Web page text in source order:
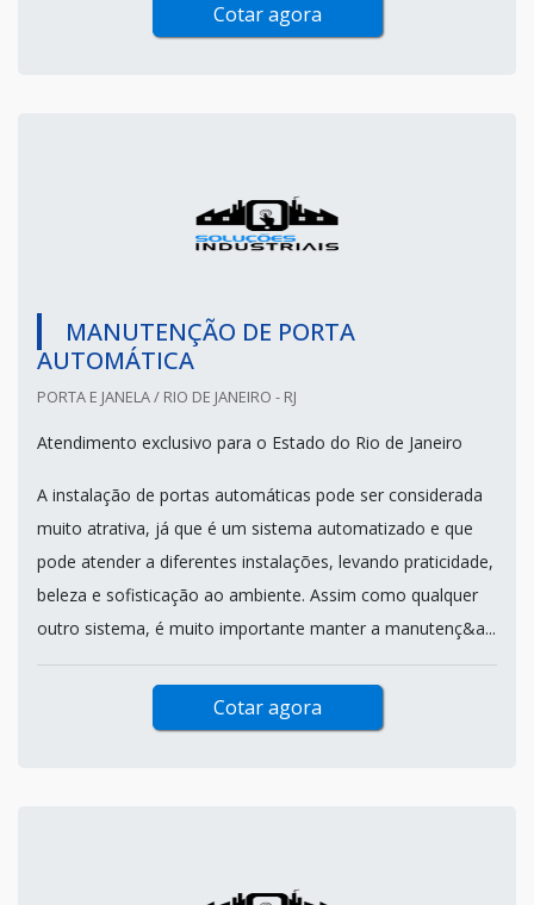
Cotar agora
MANUTENÇÃO DE PORTA
AUTOMÁTICA
PORTA E JANELA / RIO DE JANEIRO - RJ
Atendimento exclusivo para o Estado do Rio de Janeiro
A instalação de portas automáticas pode ser considerada
muito atrativa, já que é um sistema automatizado e que
pode atender a diferentes instalações, levando praticidade,
beleza e sofisticação ao ambiente. Assim como qualquer
outro sistema, é muito importante manter a manutenç&a...
Cotar agora